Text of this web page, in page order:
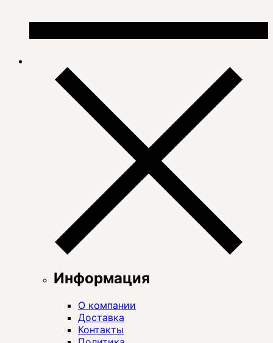
Информация
О компании
Доставка
Контакты